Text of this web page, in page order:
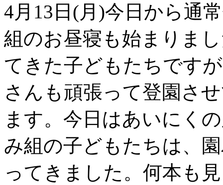
4月13日(月)今日から通
組のお昼寝も始まりま
てきた子どもたちです
さんも頑張って登園さ
ます。今日はあいにく
み組の子どもたちは、
ってきました。何本も